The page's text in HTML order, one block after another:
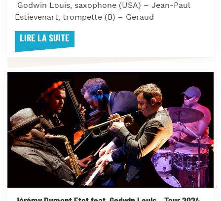
Godwin Louis, saxophone (USA) – Jean-Paul
Estievenart, trompette (B) – Geraud
LIRE LA SUITE